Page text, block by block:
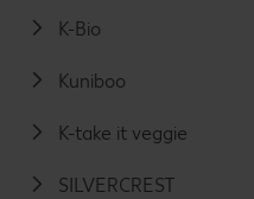
K-Bio
Kuniboo
K-take it veggie
SILVERCREST